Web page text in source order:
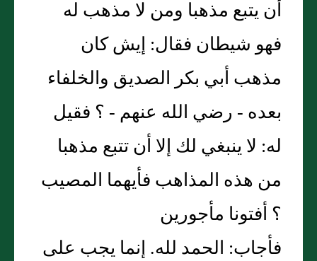
أن يتبع مذهبا ومن لا مذهب له
فهو شيطان فقال‏:‏ إيش كان
مذهب أبي بكر الصديق والخلفاء
بعده - رضي الله عنهم - ‏؟‏ فقيل
له‏:‏ لا ينبغي لك إلا أن تتبع مذهبا
من هذه المذاهب فأيهما المصيب
‏؟‏ أفتونا مأجورين
فأجاب‏:‏ الحمد لله‏.‏ إنما يجب على